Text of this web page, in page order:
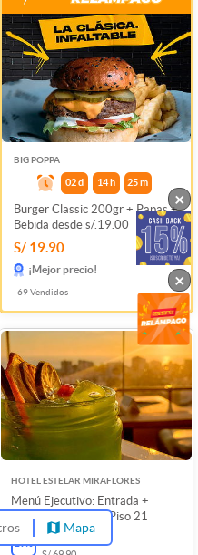
BIG POPPA
02 d 14 h 25m
Burger Classic 200gr + Papas +
Bebida desde s/.19.00
S/ 19.90
¡Mejor precio!
69Vendidos
HOTEL ESTELAR MIRAFLORES
Menú Ejecutivo: Entrada +
Fondo + Bebida en Piso 21
29% S/ 49.90
Mapa
×
×